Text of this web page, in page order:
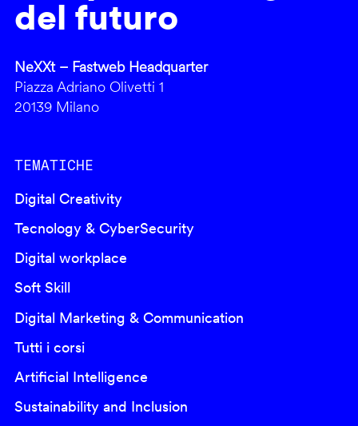
del futuro
NeXXt – Fastweb Headquarter
Piazza Adriano Olivetti 1
20139 Milano
TEMATICHE
Digital Creativity
Tecnology & CyberSecurity
Digital workplace
Soft Skill
Digital Marketing & Communication
Tutti i corsi
Artificial Intelligence
Sustainability and Inclusion